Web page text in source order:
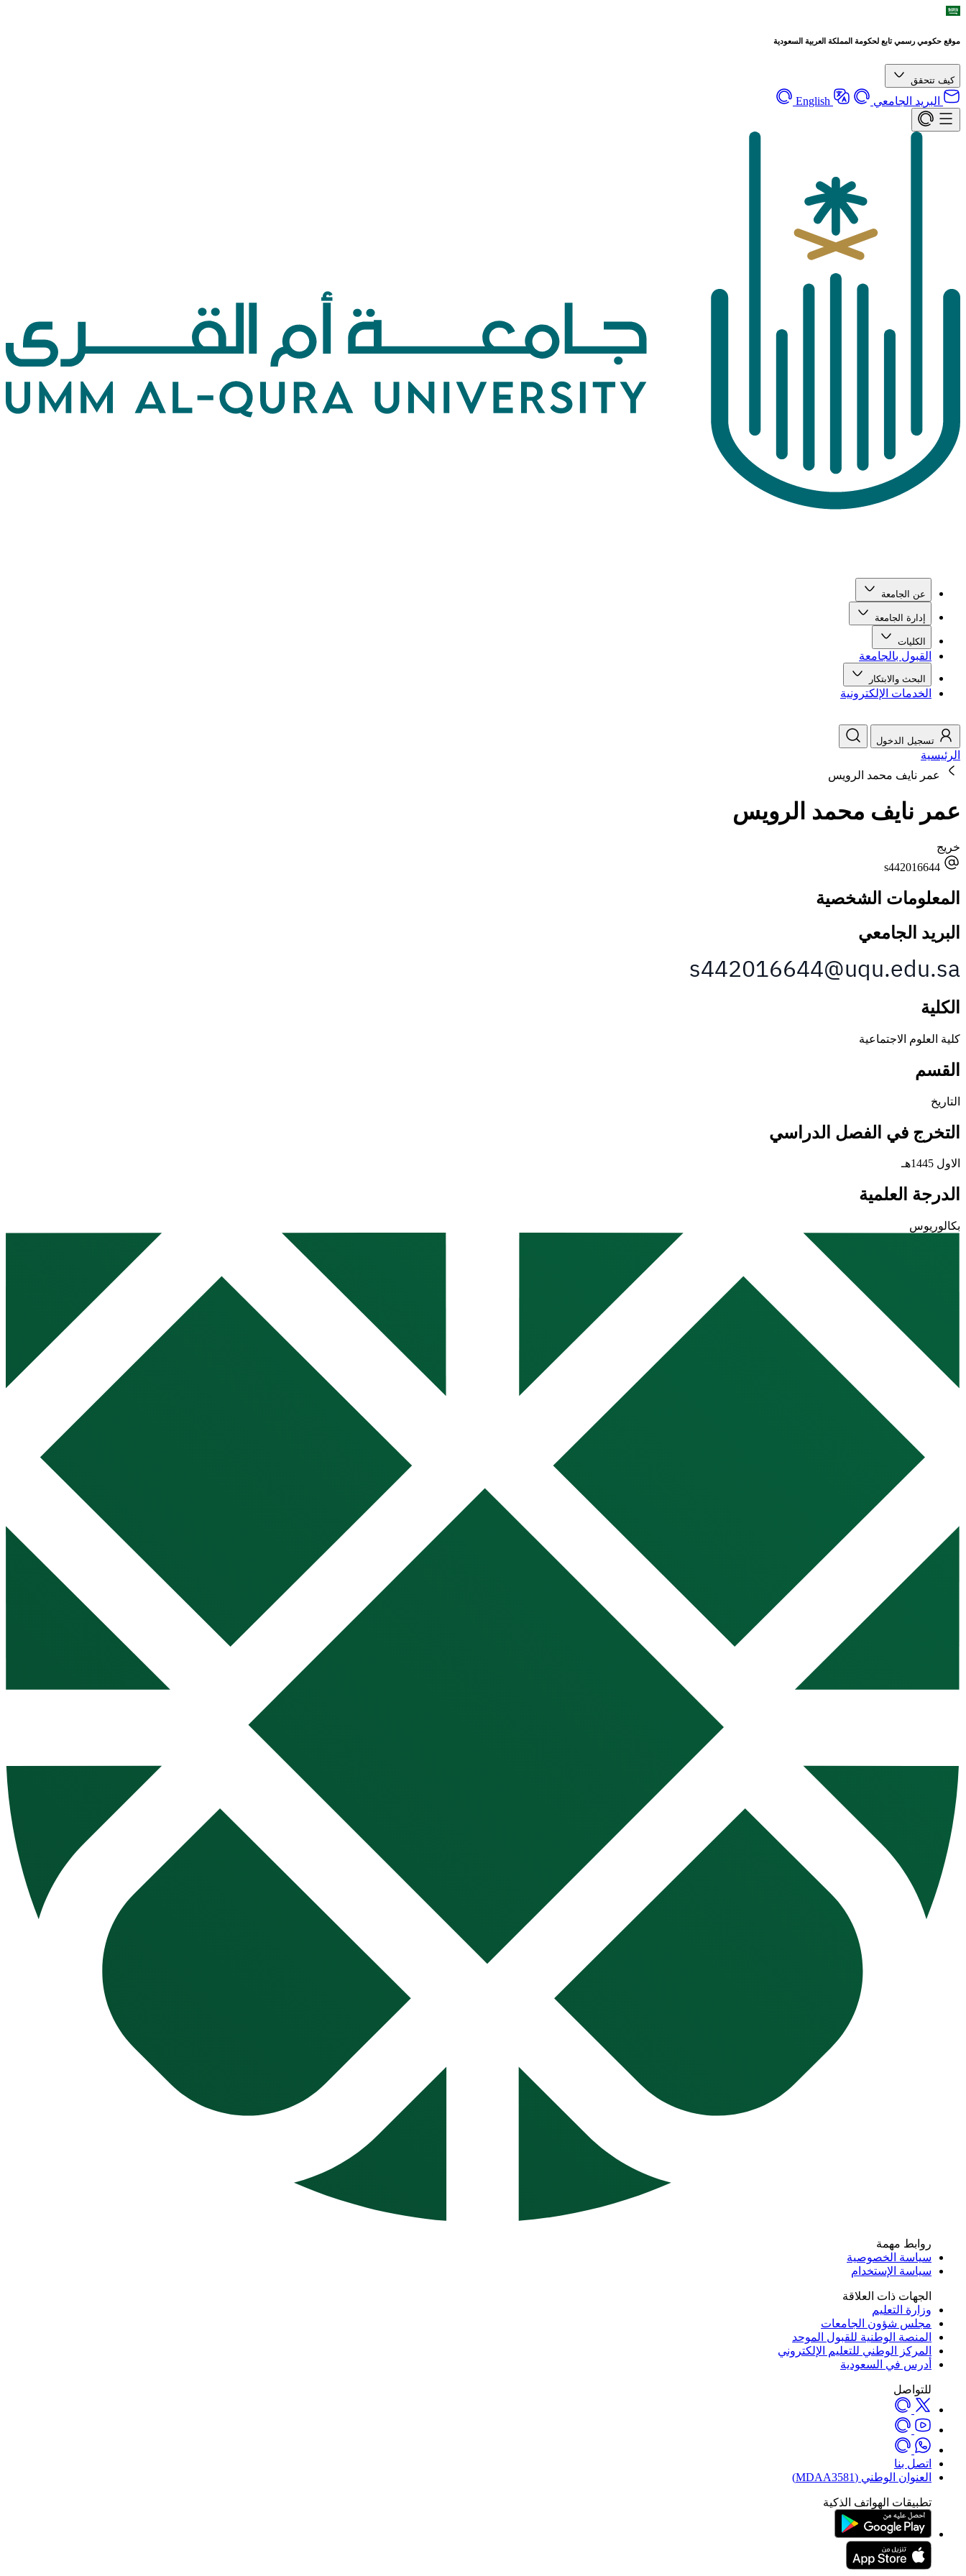
موقع حكومي رسمي تابع لحكومة المملكة العربية السعودية
كيف تتحقق
البريد الجامعي English
عن الجامعة
إدارة الجامعة
الكليات
القبول بالجامعة
البحث والابتكار
الخدمات الإلكترونية
تسجيل الدخول
الرئيسية
عمر نايف محمد الرويس
عمر نايف محمد الرويس
خريج
s442016644
المعلومات الشخصية
البريد الجامعي
الكلية
كلية العلوم الاجتماعية
القسم
التاريخ
التخرج في الفصل الدراسي
الاول 1445هـ
الدرجة العلمية
بكالوريوس
روابط مهمة
سياسة الخصوصية
سياسة الإستخدام
الجهات ذات العلاقة
وزارة التعليم
مجلس شؤون الجامعات
المنصة الوطنية للقبول الموحد
المركز الوطني للتعليم الإلكتروني
أدرس في السعودية
للتواصل
اتصل بنا
العنوان الوطني (MDAA3581)
تطبيقات الهواتف الذكية